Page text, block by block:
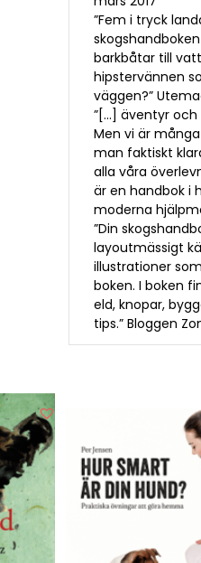
”Fem i tryck
barkbåtar till
hipstervännen
väggen?”
”[…] äventyr
Men vi är
man faktiskt
alla våra
är en handbok i
moderna
”Din
layoutmässigt
illustrationer
boken. I boken
eld, knopar,
tips.” Bloggen